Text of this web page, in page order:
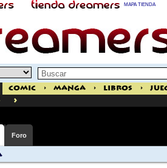
MAPA TIENDA
Comic > Manga > Libros >
>
Foro